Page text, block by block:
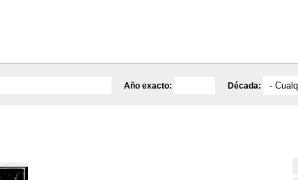
Año exacto: Década: